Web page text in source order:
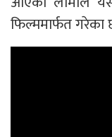
फिल्ममार्फत गरेका